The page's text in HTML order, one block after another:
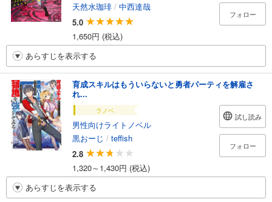
天然水珈琲 / 中西達哉
5.0
1,650円 (税込)
フォロー
あらすじを表示する
育成スキルはもういらないと勇者パーティを解雇さ
れ...
ラノベ
男性向けライトノベル
黒おーじ / teffish
2.8
1,320～1,430円 (税込)
試し読み
フォロー
あらすじを表示する